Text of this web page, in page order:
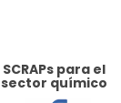
SCRAPs para el
sector químico